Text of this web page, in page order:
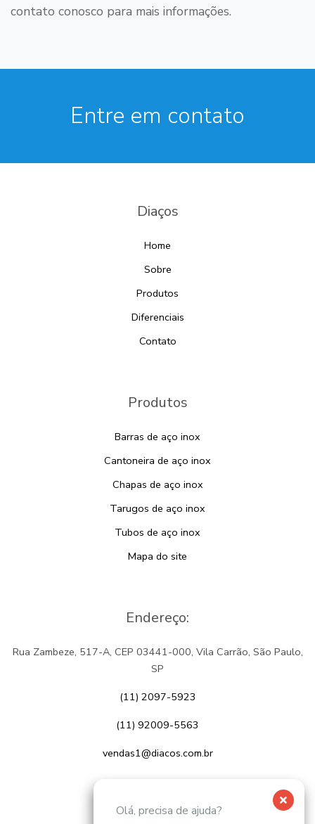
contato conosco para mais informações.
Entre em contato
Diaços
Home
Sobre
Produtos
Diferenciais
Contato
Produtos
Barras de aço inox
Cantoneira de aço inox
Chapas de aço inox
Tarugos de aço inox
Tubos de aço inox
Mapa do site
Endereço:
Rua Zambeze, 517-A, CEP 03441-000, Vila Carrão, São Paulo,
SP
(11) 2097-5923
(11) 92009-5563
vendas1@diacos.com.br
Olá, precisa de ajuda?